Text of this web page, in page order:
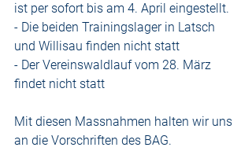
ist per sofort bis am 4. April eingestellt.
- Die beiden Trainingslager in Latsch
und Willisau finden nicht statt
- Der Vereinswaldlauf vom 28. März
findet nicht statt
Mit diesen Massnahmen halten wir uns
an die Vorschriften des BAG.